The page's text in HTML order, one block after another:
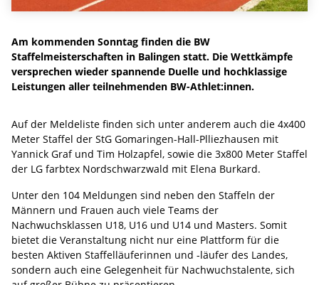
Am kommenden Sonntag finden die BW
Staffelmeisterschaften in Balingen statt. Die Wettkämpfe
versprechen wieder spannende Duelle und hochklassige
Leistungen aller teilnehmenden BW-Athlet:innen.
Auf der Meldeliste finden sich unter anderem auch die 4x400
Meter Staffel der StG Gomaringen-Hall-Plliezhausen mit
Yannick Graf und Tim Holzapfel, sowie die 3x800 Meter Staffel
der LG farbtex Nordschwarzwald mit Elena Burkard.
Unter den 104 Meldungen sind neben den Staffeln der
Männern und Frauen auch viele Teams der
Nachwuchsklassen U18, U16 und U14 und Masters. Somit
bietet die Veranstaltung nicht nur eine Plattform für die
besten Aktiven Staffelläuferinnen und -läufer des Landes,
sondern auch eine Gelegenheit für Nachwuchstalente, sich